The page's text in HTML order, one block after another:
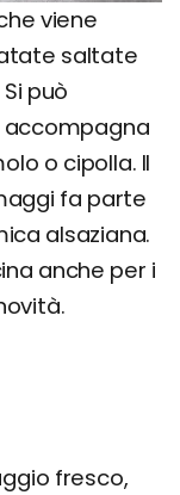
viene
saltate
può
accompagna
o cipolla. Il
fa parte
alsaziana.
anche per i
fresco,